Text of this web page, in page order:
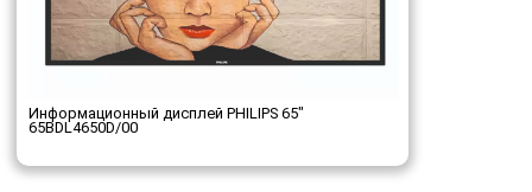
Информационный дисплей PHILIPS 65"
65BDL4650D/00